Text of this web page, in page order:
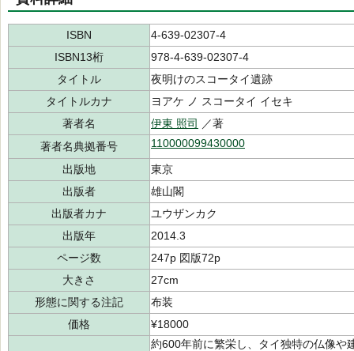
ISBN
4-639-02307-4
ISBN13桁
978-4-639-02307-4
タイトル
夜明けのスコータイ遺跡
タイトルカナ
ヨアケ ノ スコータイ イセキ
著者名
伊東 照司
／著
著者名典拠番号
110000099430000
出版地
東京
出版者
雄山閣
出版者カナ
ユウザンカク
出版年
2014.3
ページ数
247p 図版72p
大きさ
27cm
形態に関する注記
布装
価格
¥18000
約600年前に繁栄し、タイ独特の仏像や